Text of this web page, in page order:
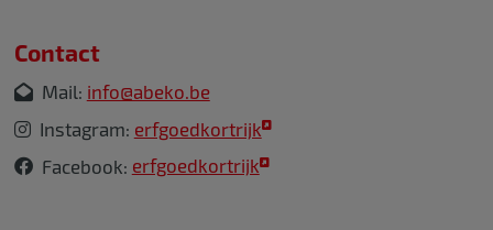
Contact
Mail: info@abeko.be
Instagram: erfgoedkortrijk
Facebook: erfgoedkortrijk